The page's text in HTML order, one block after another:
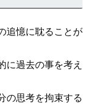
追憶に耽ることが
に過去の事を考え
の思考を拘束する